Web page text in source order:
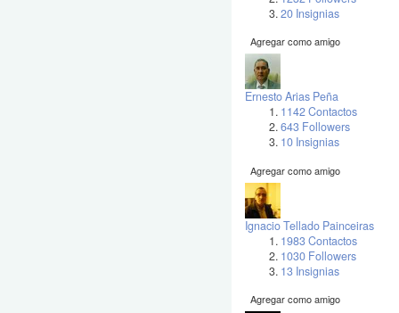
20 Insignias
Agregar como amigo
Ernesto Arias Peña
1142 Contactos
643 Followers
10 Insignias
Agregar como amigo
Ignacio Tellado Painceiras
1983 Contactos
1030 Followers
13 Insignias
Agregar como amigo